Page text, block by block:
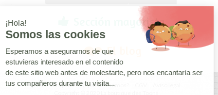
Sección mayorista
El blog
¿Necesita ayuda? ¿Quiénes somos?